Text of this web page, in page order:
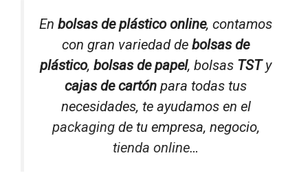
En bolsas de plástico online, contamos
con gran variedad de bolsas de
plástico, bolsas de papel, bolsas TSTy
cajas de cartón para todas tus
necesidades, te ayudamos en el
packagingde tu empresa, negocio,
tienda online…